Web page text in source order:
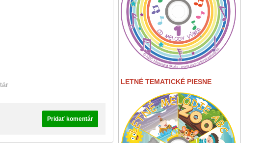
LETNÉ TEMATICKÉ PIESNE
Pridať komentár